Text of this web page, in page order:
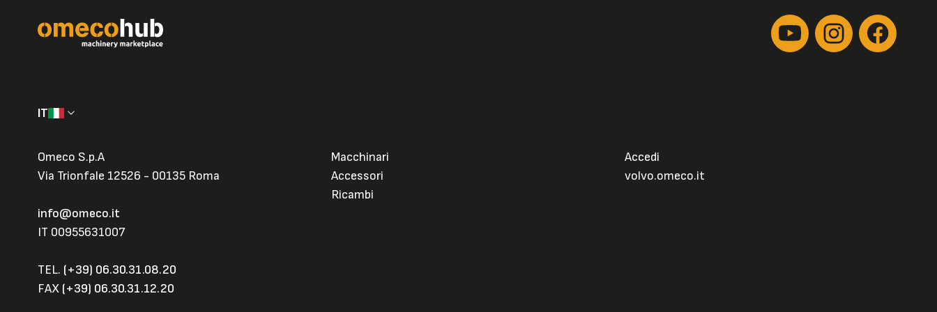
IT
Omeco S.p.A
Via Trionfale 12526 - 00135 Roma
info@omeco.it
IT 00955631007
TEL. (+39) 06.30.31.08.20
FAX (+39) 06.30.31.12.20
Macchinari
Accessori
Ricambi
Accedi
volvo.omeco.it